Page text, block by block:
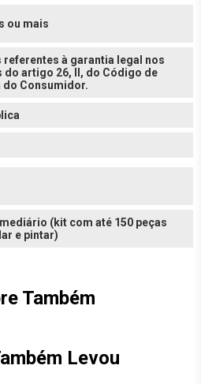
ou mais
referentes à garantia legal nos
do artigo 26, II, do Código de
do Consumidor.
(kit com até 150 peças
e pintar)
Também
Levou